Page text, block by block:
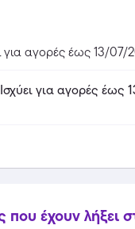
αγορές έως 13/07/
Προσφορές έως-50%! Ισχύει για
έχουν λήξει